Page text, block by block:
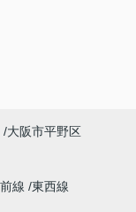
大阪市平野区
線 東西線